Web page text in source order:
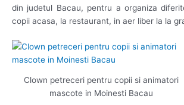
din judetul Bacau, pentru a organiza
copii acasa, la restaurant, in aer liber la la
Clown petreceri pentru copii si animatori
mascote in Moinesti Bacau